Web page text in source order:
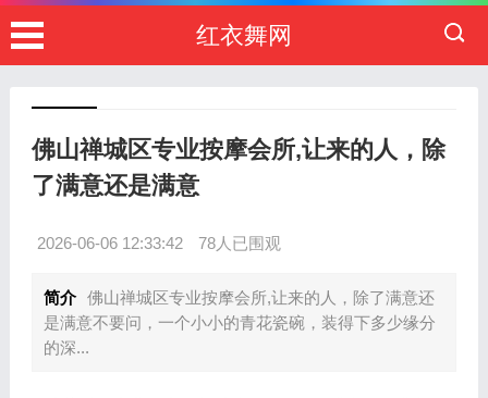
红衣舞网
佛山禅城区专业按摩会所,让来的人，除
了满意还是满意
2026-06-06 12:33:42 78人已围观
简介 佛山禅城区专业按摩会所,让来的人，除了满意还
是满意不要问，一个小小的青花瓷碗，装得下多少缘分
的深...